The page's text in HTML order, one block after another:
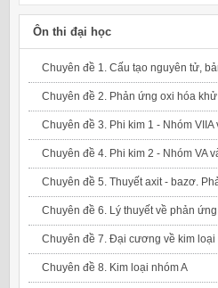
Ôn thi đại học
Chuyên đề 1. Cấu tạo nguyên tử,
Chuyên đề 2. Phản ứng oxi hóa
Chuyên đề 3. Phi kim 1 - Nhóm VIIA
Chuyên đề 4. Phi kim 2 - Nhóm VA
Chuyên đề 5. Thuyết axit - bazơ.
Chuyên đề 6. Lý thuyết về phản
Chuyên đề 7. Đại cương về kim loại
Chuyên đề 8. Kim loại nhóm A